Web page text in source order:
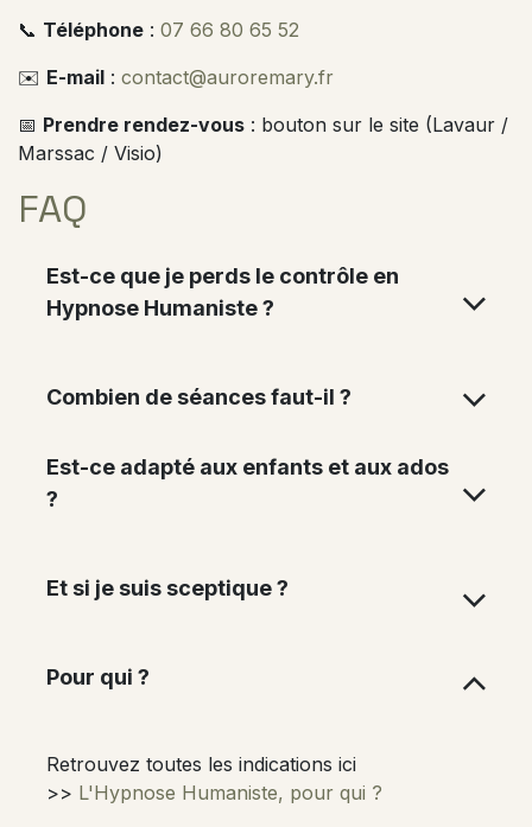
📞 Téléphone : 07 66 80 65 52
✉️ E-mail : contact@auroremary.fr
📅 Prendre rendez-vous : bouton sur le site (Lavaur /
Marssac / Visio)
FAQ
Est-ce que je perds le contrôle en
Hypnose Humaniste ?
Combien de séances faut-il ?
Est-ce adapté aux enfants et aux ados
?
Et si je suis sceptique ?
Pour qui ?
Retrouvez toutes les indications ici
>> L'Hypnose Humaniste, pour qui ?